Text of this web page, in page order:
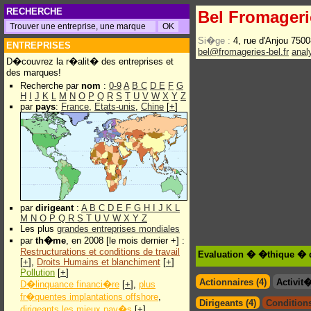
RECHERCHE
ENTREPRISES
D�couvrez la r�alit� des entreprises et
des marques!
Recherche par nom : 0-9 A B C D E F G
H
J K L M N O P Q R S T U V W X Y Z
par pays: France, Etats-unis, Chine [+]
par dirigeant: A B C D E F G H J K L
M N O P Q R S T U V W X Y Z
Les plus grandes entreprises mondiales
par th�me, en 2008 [le mois dernier +] :
Restructurations et conditions de travail
[+], Droits Humains et blanchiment [+]
Pollution [+]
D�linquance financi�re [+], plus
fr�quentes implantations offshore,
Bel
Si�ge : 4, rue d'Anjou
bel@fromageries-bel.fr
Evaluation � �thique �
Actionnaires (4)
Dirigeants (4)